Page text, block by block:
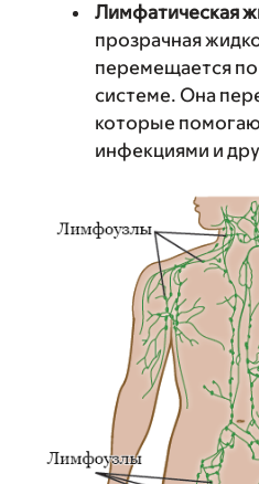
Лимфатическая
прозрачная
перемещается
системе. Она
которые
инфекциями и